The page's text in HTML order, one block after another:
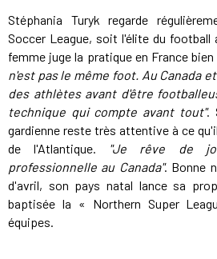
Stéphania Turyk regarde
Soccer League, soit l'élite du football
femme juge la pratique en France
n'est pas le même foot. Au Canada
des athlètes avant d'être
technique qui compte avant tout".
gardienne reste très attentive à ce
de l'Atlantique. "Je rêve de
professionnelle au Canada". Bonne
d'avril, son pays natal lance sa
baptisée la « Northern Super
équipes.